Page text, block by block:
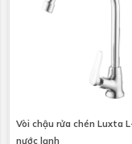
Vòi chậu rửa chén Luxta
nước lạnh